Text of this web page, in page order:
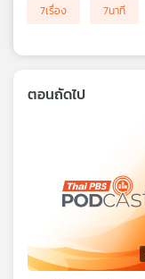
7เรื่อง
7นาที
ตอนถัดไป